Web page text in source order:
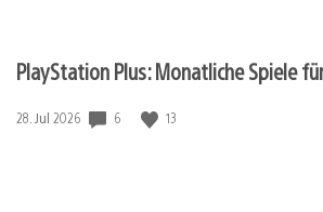
PlayStation Plus: Monatliche Spiele
Veröffentlichungsdatum:
28. Jul 2026 6 13